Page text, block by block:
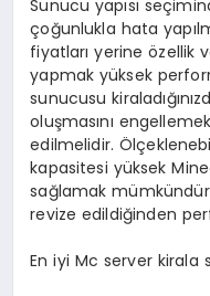
Sunucu yapısı
çoğunlukla hata
fiyatları yerine özellik
yapmak yüksek
sunucusu
oluşmasını
edilmelidir.
kapasitesi yüksek
sağlamak
revize edildiğinden
En iyi Mc server kirala